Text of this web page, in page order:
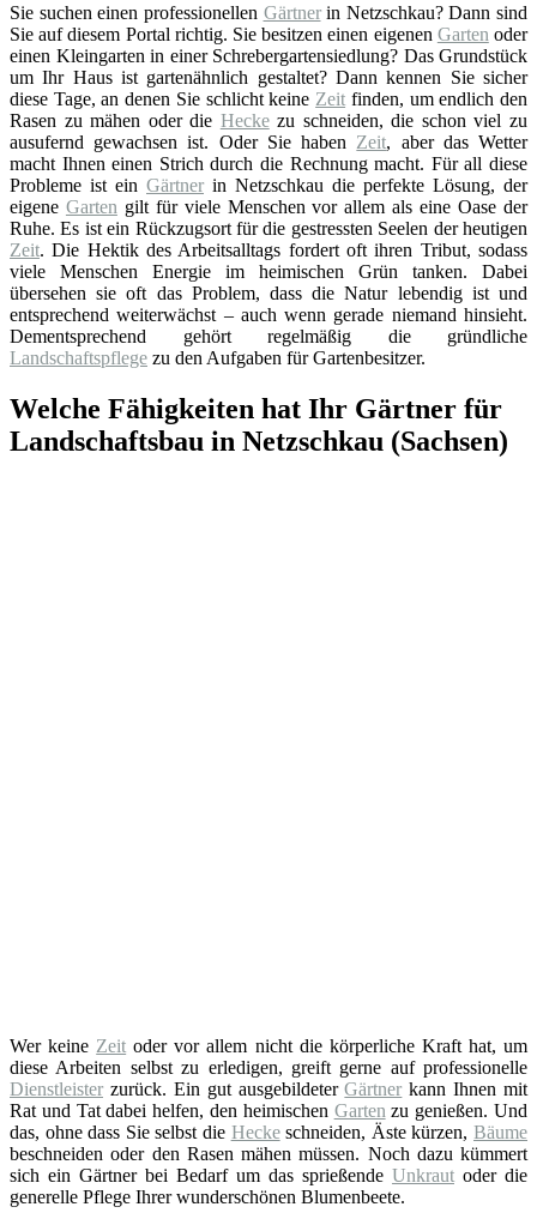
Sie suchen einen professionellen Gärtnerin Netzschkau? Dann sind
Sie auf diesem Portal richtig. Sie besitzen einen eigenen Garten oder
einen Kleingarten in einer Schrebergartensiedlung? Das Grundstück
um Ihr Haus ist gartenähnlich gestaltet? Dann kennen Sie sicher
diese Tage, an denen Sie schlicht keine Zeit finden, um endlich den
Rasen zu mähen oder die Heckezu schneiden, die schon viel zu
ausufernd gewachsen ist. Oder Sie haben Zeit, aber das Wetter
macht Ihnen einen Strich durch die Rechnung macht. Für all diese
Probleme ist ein Gärtner in Netzschkau die perfekte Lösung, der
eigene Garten gilt für viele Menschen vor allem als eine Oase der
Ruhe. Es ist ein Rückzugsort für die gestressten Seelen der heutigen
Zeit. Die Hektik des Arbeitsalltags fordert oft ihren Tribut, sodass
viele Menschen Energie im heimischen Grün tanken. Dabei
übersehen sie oft das Problem, dass die Natur lebendig ist und
entsprechend weiterwächst – auch wenn gerade niemand hinsieht.
Dementsprechend gehört regelmäßig die gründliche
Landschaftspflege zu den Aufgaben für Gartenbesitzer.
Welche Fähigkeiten hat Ihr Gärtner für
Landschaftsbau in Netzschkau (Sachsen)
Wer keine Zeit oder vor allem nicht die körperliche Kraft hat, um
diese Arbeiten selbst zu erledigen, greift gerne auf professionelle
Dienstleister zurück. Ein gut ausgebildeterGärtner kann Ihnen mit
Rat und Tat dabei helfen, den heimischen Garten zu genießen. Und
das, ohne dass Sie selbst die Heckeschneiden, Äste kürzen,Bäume
beschneiden oder den Rasen mähen müssen. Noch dazu kümmert
sich ein Gärtner bei Bedarf um das sprießende Unkraut oder die
generelle Pflege Ihrer wunderschönen Blumenbeete.